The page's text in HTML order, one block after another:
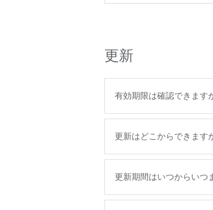
更新
有効期限は確認できます
更新はどこからできます
更新期間はいつからいつ